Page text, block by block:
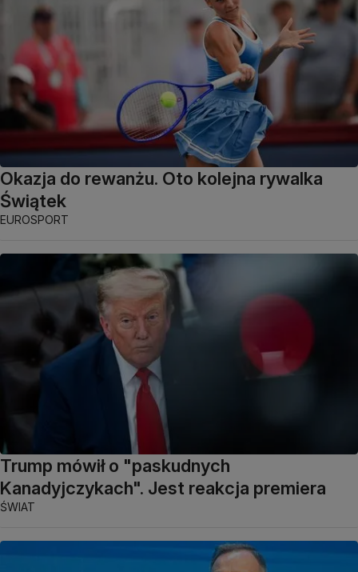
Okazja do rewanżu. Oto kolejna rywalka
Świątek
EUROSPORT
Trump mówił o "paskudnych
Kanadyjczykach". Jest reakcja premiera
ŚWIAT